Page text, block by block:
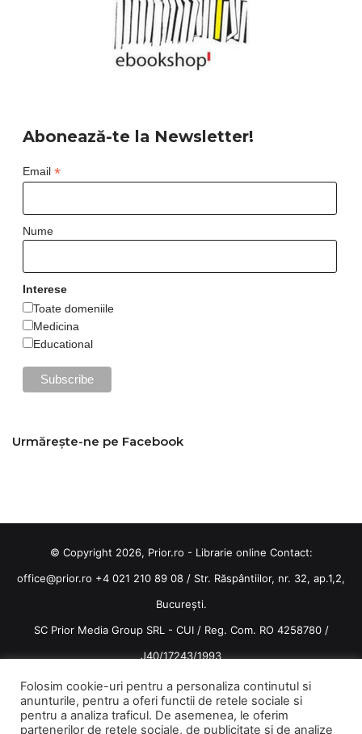
Abonează-te la Newsletter!
Email *
Nume
Interese
Toate domeniile
Medicina
Educational
Urmărește-ne pe Facebook
© Copyright 2026, Prior.ro - Librarie online Contact:
office@prior.ro +4 021 210 89 08 / Str. Răspântiilor, nr. 32, ap.1,2,
București.
SC Prior Media Group SRL - CUI / Reg. Com. RO 4258780 /
J40/17243/1993
Termeni și condiții/ Politica de confidentialitate
Terms and conditions
Folosim cookie-uri pentru a personaliza continutul si
anunturile, pentru a oferi functii de retele sociale si
pentru a analiza traficul. De asemenea, le oferim
partenerilor de retele sociale, de publicitate si de analize